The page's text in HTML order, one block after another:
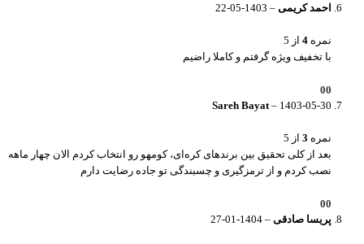
احمد کریمی –
1403-05-22
نمره 4 از 5
با تخفیف ویژه گرفتم و کاملا راضیم
0
0
Sareh Bayat – 1403-05-30
نمره 3 از 5
بعد از کلی تحقیق بین برندهای کره‌ای، کومهو رو انتخاب کردم الان چهار ماهه
نصب کردم و از ترمزگیری و چسبندگی تو جاده رضایت دارم
0
0
پریسا صادقی –
1404-01-27